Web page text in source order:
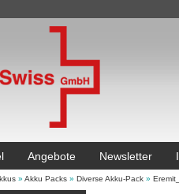
Angebote Newsletter
» Akku Packs » Diverse Akku-Pack »